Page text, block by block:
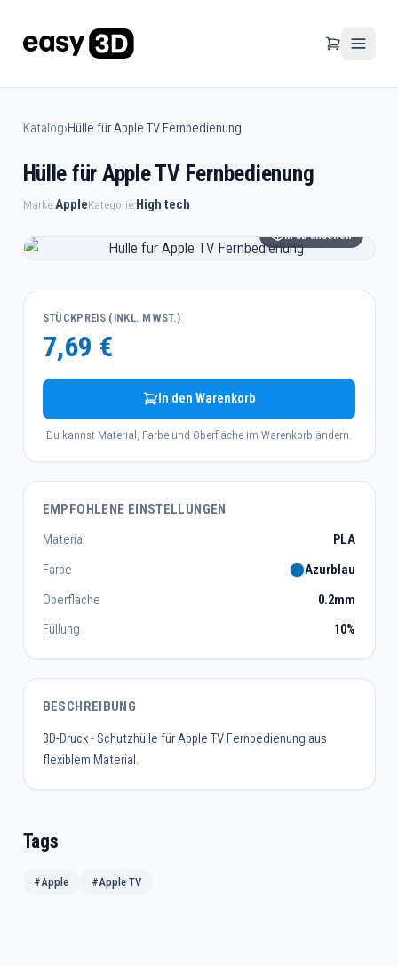
Katalog›Hülle für Apple TV Fernbedienung
Hülle für Apple TV Fernbedienung
Marke:AppleKategorie:High tech
In 3D ansehen
STÜCKPREIS (INKL. MWST.)
7,69 €
In den Warenkorb
Du kannst Material, Farbe und Oberfläche im Warenkorb ändern.
EMPFOHLENE EINSTELLUNGEN
Material
PLA
Farbe
Azurblau
Oberfläche
0.2mm
Füllung
10%
BESCHREIBUNG
3D-Druck - Schutzhülle für Apple TV Fernbedienung aus
flexiblem Material.
Tags
#Apple #Apple TV